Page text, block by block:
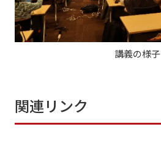
講義の様子
関連リンク